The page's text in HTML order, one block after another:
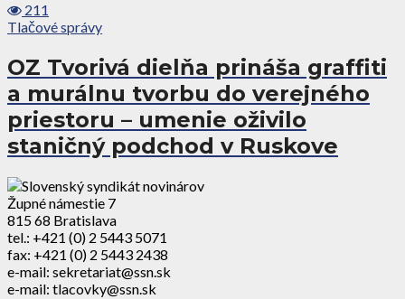
211
Tlačové správy
OZ Tvorivá dielňa prináša graffiti
a murálnu tvorbu do verejného
priestoru – umenie oživilo
staničný podchod v Ruskove
Župné námestie 7
815 68 Bratislava
tel.: +421 (0) 2 5443 5071
fax: +421 (0) 2 5443 2438
e-mail: sekretariat@ssn.sk
e-mail: tlacovky@ssn.sk